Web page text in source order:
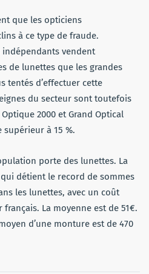
que les opticiens
à ce type de fraude.
indépendants vendent
de lunettes que les grandes
tentés d’effectuer cette
du secteur sont toutefois
2000 et Grand Optical
à 15 %.
porte des lunettes. La
qui détient le record de sommes
les lunettes, avec un coût
La moyenne est de 51€.
d’une monture est de 470